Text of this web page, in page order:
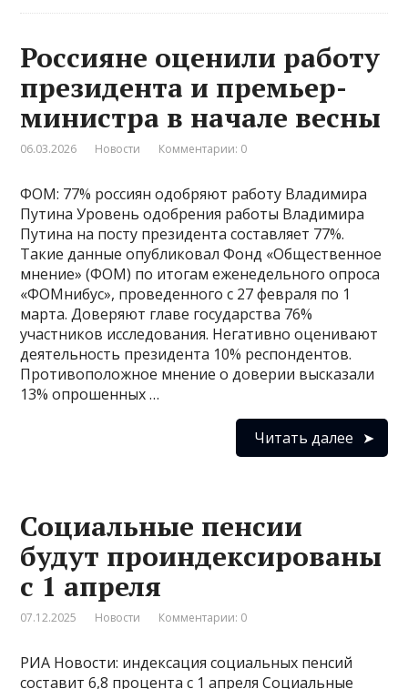
Россияне оценили работу
президента и премьер-
министра в начале весны
06.03.2026 Новости Комментарии: 0
ФОМ: 77% россиян одобряют работу Владимира
Путина Уровень одобрения работы Владимира
Путина на посту президента составляет 77%.
Такие данные опубликовал Фонд «Общественное
мнение» (ФОМ) по итогам еженедельного опроса
«ФОМнибус», проведенного с 27 февраля по 1
марта. Доверяют главе государства 76%
участников исследования. Негативно оценивают
деятельность президента 10% респондентов.
Противоположное мнение о доверии высказали
13% опрошенных …
Читать далее
Социальные пенсии
будут проиндексированы
с 1 апреля
07.12.2025 Новости Комментарии: 0
РИА Новости: индексация социальных пенсий
составит 6,8 процента с 1 апреля Социальные